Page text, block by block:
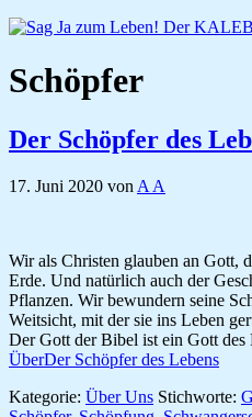
Schöpfer
Der Schöpfer des
17. Juni 2020 von A A
Wir als Christen glauben an Gott,
Erde. Und natürlich auch der
Pflanzen. Wir bewundern seine
Weitsicht, mit der sie ins Leben
Der Gott der Bibel ist ein Gott
ÜberDer Schöpfer des Lebens
Kategorie: Über Uns Stichworte: